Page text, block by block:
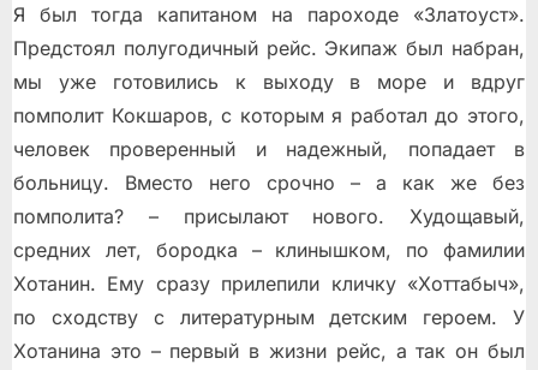
Я был тогда капитаном на пароходе «Златоуст».
Предстоял полугодичный рейс. Экипаж был набран,
мы уже готовились к выходу в море и вдруг
помполит Кокшаров, с которым я работал до этого,
человек проверенный и надежный, попадает в
больницу. Вместо него срочно – а как же без
помполита? – присылают нового. Худощавый,
средних лет, бородка – клинышком, по фамилии
Хотанин. Ему сразу прилепили кличку «Хоттабыч»,
по сходству с литературным детским героем. У
Хотанина это – первый в жизни рейс, а так он был